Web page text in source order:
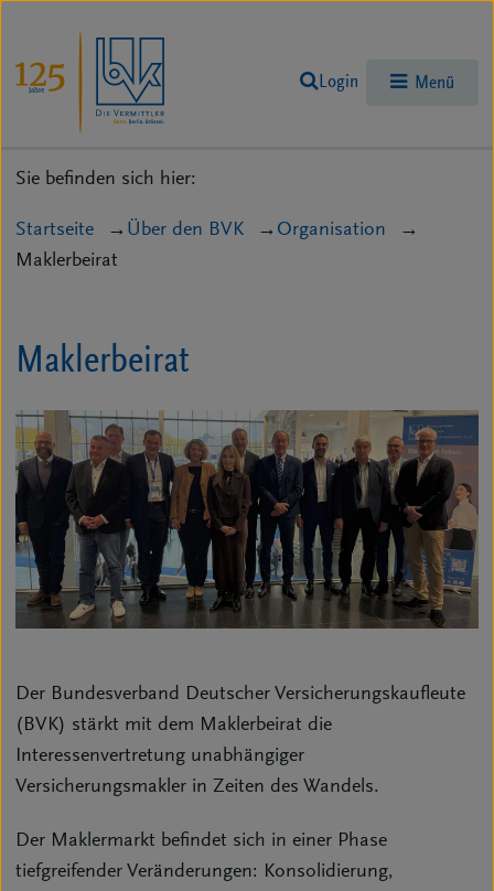
Login Menü
Sie befinden sich hier:
Startseite Über den BVK
Organisation
Maklerbeirat
Maklerbeirat
Der Bundesverband Deutscher Versicherungskaufleute
(BVK) stärkt mit dem Maklerbeirat die
Interessenvertretung unabhängiger
Versicherungsmakler in Zeiten des Wandels.
Der Maklermarkt befindet sich in einer Phase
tiefgreifender Veränderungen: Konsolidierung,